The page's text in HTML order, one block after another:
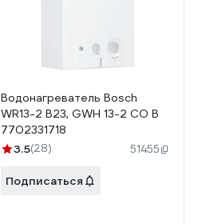
Водонагреватель Bosch
WR13-2 B23, GWH 13-2 CO B
7702331718
3.5(28) 51455
Подписаться